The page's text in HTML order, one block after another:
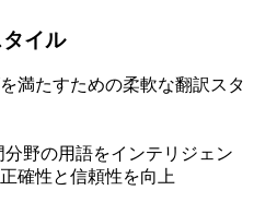
イル
満たすための柔軟な翻訳スタ
野の用語をインテリジェン
確性と信頼性を向上